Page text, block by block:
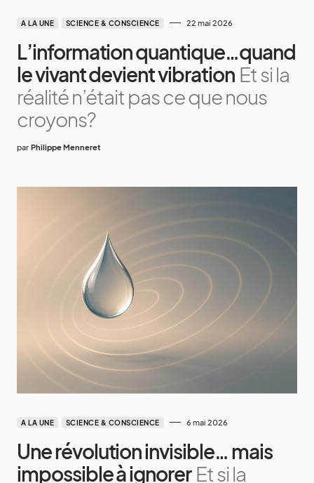
A LA UNE SCIENCE & CONSCIENCE 22 mai 2026
L’information quantique…quand
le vivant devient vibration Et si la
réalité n’était pas ce que nous
croyons?
par Philippe Menneret
A LA UNE SCIENCE & CONSCIENCE 6 mai 2026
Une révolution invisible… mais
impossible à ignorer Et si la